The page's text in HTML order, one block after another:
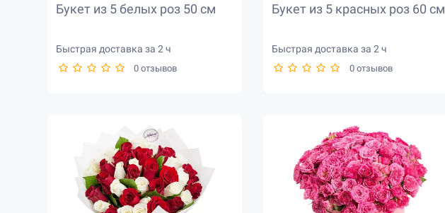
Букет из 5 белых роз 50 см
Быстрая доставка за 2 ч
0 отзывов
Букет из 5 красных роз 60 см
Быстрая доставка за 2 ч
0 отзывов